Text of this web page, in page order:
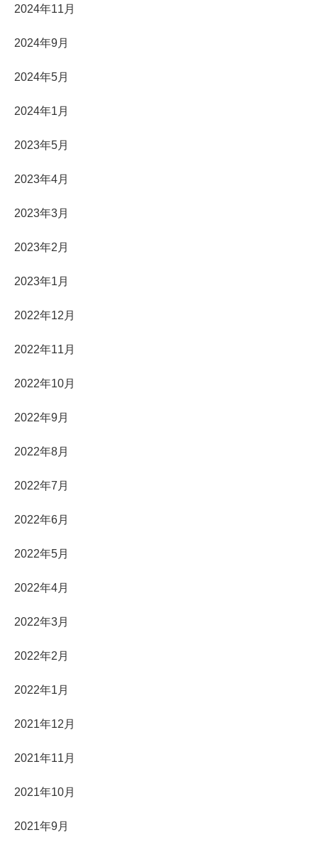
2024年11月
2024年9月
2024年5月
2024年1月
2023年5月
2023年4月
2023年3月
2023年2月
2023年1月
2022年12月
2022年11月
2022年10月
2022年9月
2022年8月
2022年7月
2022年6月
2022年5月
2022年4月
2022年3月
2022年2月
2022年1月
2021年12月
2021年11月
2021年10月
2021年9月